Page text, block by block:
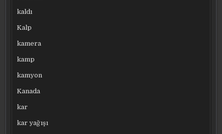
kaldı
Kalp
kamera
kamp
kamyon
Kanada
kar
kar yağışı